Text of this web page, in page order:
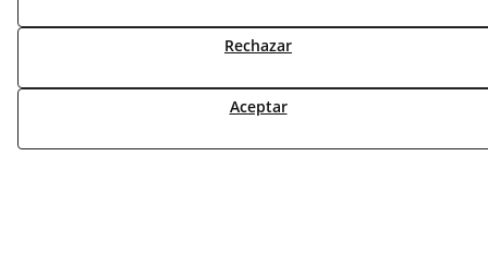
TARIFAS FABRICANTESRechazar
Aceptar